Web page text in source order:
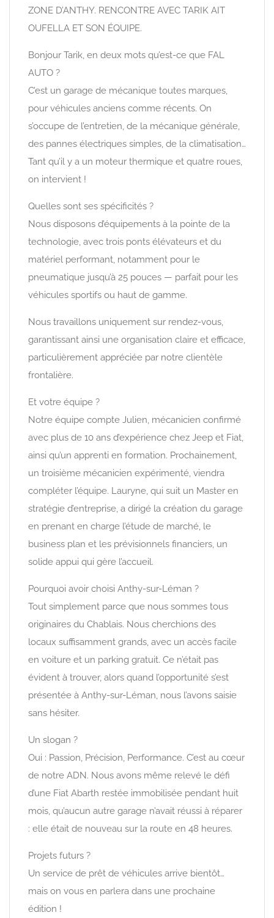
ZONE D’ANTHY. RENCONTRE AVEC TARIK AIT
OUFELLA ET SON ÉQUIPE.
Bonjour Tarik, en deux mots qu’est-ce que FAL
AUTO ?
C’est un garage de mécanique toutes marques,
pour véhicules anciens comme récents. On
s’occupe de l’entretien, de la mécanique générale,
des pannes électriques simples, de la climatisation…
Tant qu’il y a un moteur thermique et quatre roues,
on intervient !
Quelles sont ses spécificités ?
Nous disposons d’équipements à la pointe de la
technologie, avec trois ponts élévateurs et du
matériel performant, notamment pour le
pneumatique jusqu’à 25 pouces — parfait pour les
véhicules sportifs ou haut de gamme.
Nous travaillons uniquement sur rendez-vous,
garantissant ainsi une organisation claire et efficace,
particulièrement appréciée par notre clientèle
frontalière.
Et votre équipe ?
Notre équipe compte Julien, mécanicien confirmé
avec plus de 10 ans d’expérience chez Jeep et Fiat,
ainsi qu’un apprenti en formation. Prochainement,
un troisième mécanicien expérimenté, viendra
compléter l’équipe. Lauryne, qui suit un Master en
stratégie d’entreprise, a dirigé la création du garage
en prenant en charge l’étude de marché, le
business plan et les prévisionnels financiers, un
solide appui qui gère l’accueil.
Pourquoi avoir choisi Anthy-sur-Léman ?
Tout simplement parce que nous sommes tous
originaires du Chablais. Nous cherchions des
locaux suffisamment grands, avec un accès facile
en voiture et un parking gratuit. Ce n’était pas
évident à trouver, alors quand l’opportunité s’est
présentée à Anthy-sur-Léman, nous l’avons saisie
sans hésiter.
Un slogan ?
Oui : Passion, Précision, Performance. C’est au cœur
de notre ADN. Nous avons même relevé le défi
d’une Fiat Abarth restée immobilisée pendant huit
mois, qu’aucun autre garage n’avait réussi à réparer
: elle était de nouveau sur la route en 48 heures.
Projets futurs ?
Un service de prêt de véhicules arrive bientôt…
mais on vous en parlera dans une prochaine
édition !